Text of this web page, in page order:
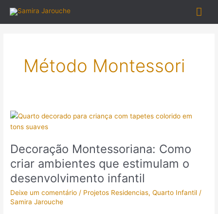
para
o
Método Montessori
Decoração Montessoriana: Como
criar ambientes que estimulam o
desenvolvimento infantil
Deixe um comentário / Projetos Residencias,Quarto Infantil /
Samira Jarouche
Decoração
Montessoriana:
criar
ambientes
que
estimulam
o
desenvolvimento